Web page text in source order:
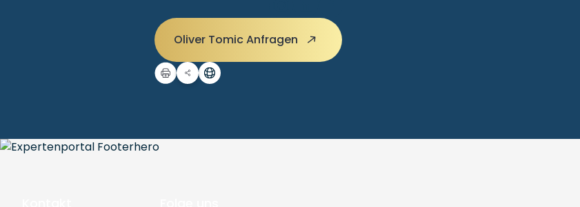
Oliver Tomic Anfragen